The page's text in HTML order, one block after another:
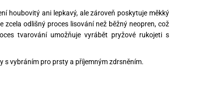
houbovitý ani lepkavý, ale zároveň poskytuje měkký
odlišný proces lisování než běžný neopren, což
tvarování umožňuje vyrábět pryžové rukojeti s
s vybráním pro prsty a příjemným zdrsněním.